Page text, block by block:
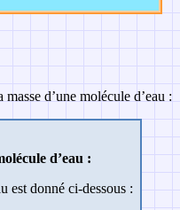
d’une molécule d’eau :
d’eau :
est donné ci-dessous :